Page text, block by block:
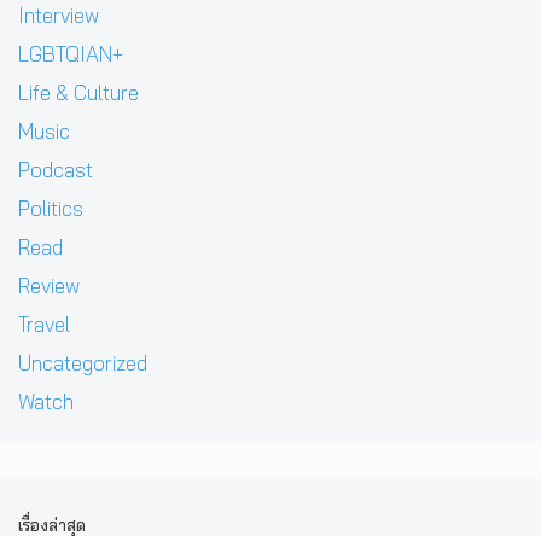
Interview
LGBTQIAN+
Life & Culture
Music
Podcast
Politics
Read
Review
Travel
Uncategorized
Watch
เรื่องล่าสุด